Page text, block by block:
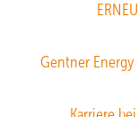
Gentner Energy